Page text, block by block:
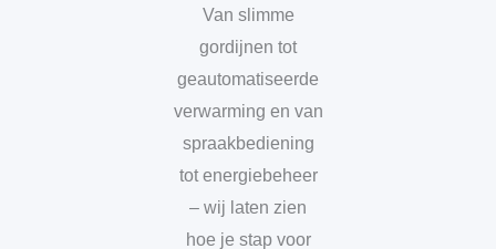
Van slimme
gordijnen tot
geautomatiseerde
verwarming en van
spraakbediening
tot energiebeheer
– wij laten zien
hoe je stap voor